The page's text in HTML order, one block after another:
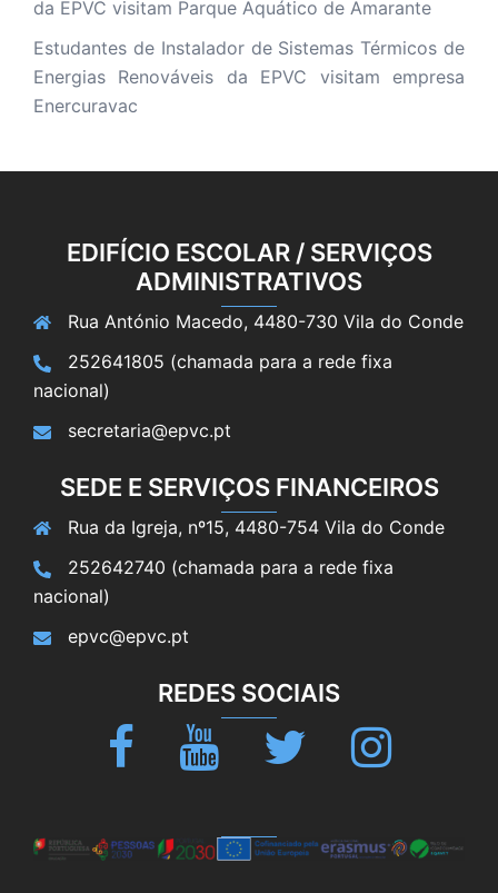
da EPVC visitam Parque Aquático de Amarante
Estudantes de Instalador de Sistemas Térmicos de
Energias Renováveis da EPVC visitam empresa
Enercuravac
EDIFÍCIO ESCOLAR / SERVIÇOS
ADMINISTRATIVOS
Rua António Macedo, 4480-730 Vila do Conde
252641805 (chamada para a rede fixa
nacional)
secretaria@epvc.pt
SEDE E SERVIÇOS FINANCEIROS
Rua da Igreja, nº15, 4480-754 Vila do Conde
252642740 (chamada para a rede fixa
nacional)
epvc@epvc.pt
REDES SOCIAIS
Facebook Youtube Twitter Instagram